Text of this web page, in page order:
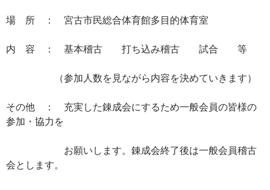
場 所 ： 宮古市民総合体育館多目的体育室
内 容 ： 基本稽古 打ち込み稽古 試合 等
（参加人数を見ながら内容を決めていきます）
その他 ： 充実した錬成会にするため一般会員の皆様の
参加・協力を
お願いします。錬成会終了後は一般会員稽古
会とします。